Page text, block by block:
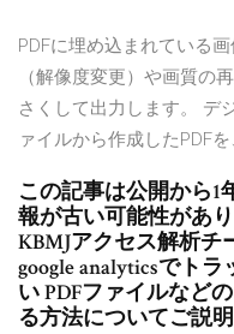
PDFに埋め込まれている
（解像度変更）や画質の
さくして出力します。 デ
ァイルから作成したPDF
この記事は公開から1
報が古い可能性があ
KBMJアクセス解析チ
google analyticsでト
い PDFファイルなど
る方法についてご説明